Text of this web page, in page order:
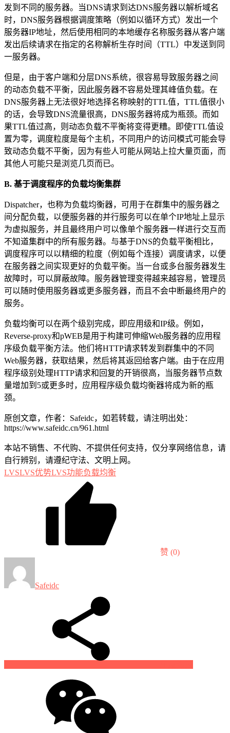
发到不同的服务器。当DNS请求到达DNS服务器以解析域名
时，DNS服务器根据调度策略（例如以循环方式）发出一个
服务器IP地址，然后使用相同的本地缓存名称服务器从客户端
发出后续请求在指定的名称解析生存时间（TTL）中发送到同
一服务器。
但是，由于客户端和分层DNS系统，很容易导致服务器之间
的动态负载不平衡，因此服务器不容易处理其峰值负载。在
DNS服务器上无法很好地选择名称映射的TTL值，TTL值很小
的话，会导致DNS流量很高，DNS服务器将成为瓶颈。而如
果TTL值过高，则动态负载不平衡将变得更糟。即使TTL值设
置为零，调度粒度是每个主机，不同用户的访问模式可能会导
致动态负载不平衡，因为有些人可能从网站上拉大量页面，而
其他人可能只是浏览几页而已。
B. 基于调度程序的负载均衡集群
Dispatcher，也称为负载均衡器，可用于在群集中的服务器之
间分配负载，以便服务器的并行服务可以在单个IP地址上显示
为虚拟服务，并且最终用户可以像单个服务器一样进行交互而
不知道集群中的所有服务器。与基于DNS的负载平衡相比，
调度程序可以以精细的粒度（例如每个连接）调度请求，以便
在服务器之间实现更好的负载平衡。当一台或多台服务器发生
故障时，可以屏蔽故障。服务器管理变得越来越容易，管理员
可以随时使用服务器或更多服务器，而且不会中断最终用户的
服务。
负载均衡可以在两个级别完成，即应用级和IP级。例如，
Reverse-proxy和pWEB是用于构建可伸缩Web服务器的应用程
序级负载平衡方法。他们将HTTP请求转发到群集中的不同
Web服务器，获取结果，然后将其返回给客户端。由于在应用
程序级别处理HTTP请求和回复的开销很高，当服务器节点数
量增加到5或更多时，应用程序级负载均衡器将成为新的瓶
颈。
原创文章，作者：Safeidc，如若转载，请注明出处：
https://www.safeidc.cn/961.html
本站不销售、不代购、不提供任何支持，仅分享网络信息，请
自行辨别，请遵纪守法、文明上网。
LVSLVS优势LVS功能负载均衡
赞 (0)
Safeidc